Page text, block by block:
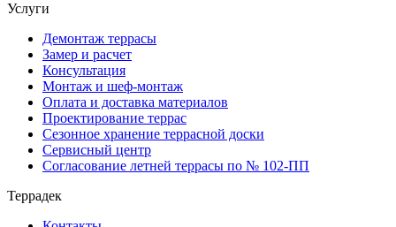
Услуги
Демонтаж террасы
Замер и расчет
Консультация
Монтаж и шеф-монтаж
Оплата и доставка материалов
Проектирование террас
Сезонное хранение террасной доски
Сервисный центр
Согласование летней террасы по № 102-ПП
Террадек